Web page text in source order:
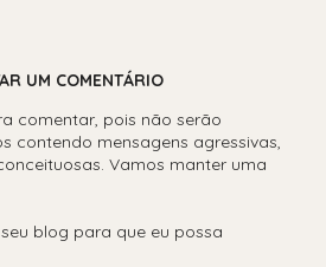
UM COMENTÁRIO
comentar, pois não serão
contendo mensagens agressivas,
Vamos manter uma
blog para que eu possa